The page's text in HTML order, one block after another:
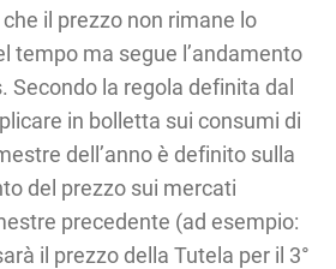
il prezzo non rimane lo
tempo ma segue l’andamento
Secondo la regola definita dal
in bolletta sui consumi di
dell’anno è definito sulla
del prezzo sui mercati
precedente (ad esempio:
il prezzo della Tutela per il 3°